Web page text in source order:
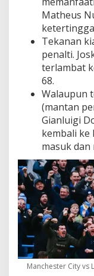
Matheus
Tekanan
penalti.
terlambat
68.
Walaupun
(mantan
Gianluigi
kembali ke
masuk
Manchester City vs